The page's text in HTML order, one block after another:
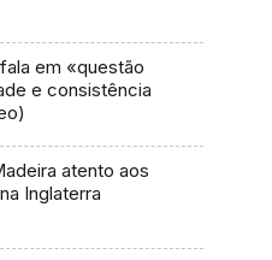
em «questão
e consistência
atento aos
Inglaterra